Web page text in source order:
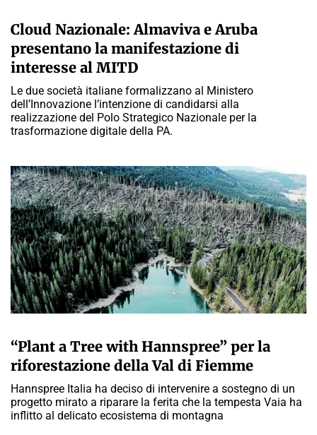
Cloud Nazionale: Almaviva e Aruba
presentano la manifestazione di
interesse al MITD
Le due società italiane formalizzano al Ministero
dell’Innovazione l’intenzione di candidarsi alla
realizzazione del Polo Strategico Nazionale per la
trasformazione digitale della PA.
“Plant a Tree with Hannspree” per la
riforestazione della Val di Fiemme
Hannspree Italia ha deciso di intervenire a sostegno di un
progetto mirato a riparare la ferita che la tempesta Vaia ha
inflitto al delicato ecosistema di montagna